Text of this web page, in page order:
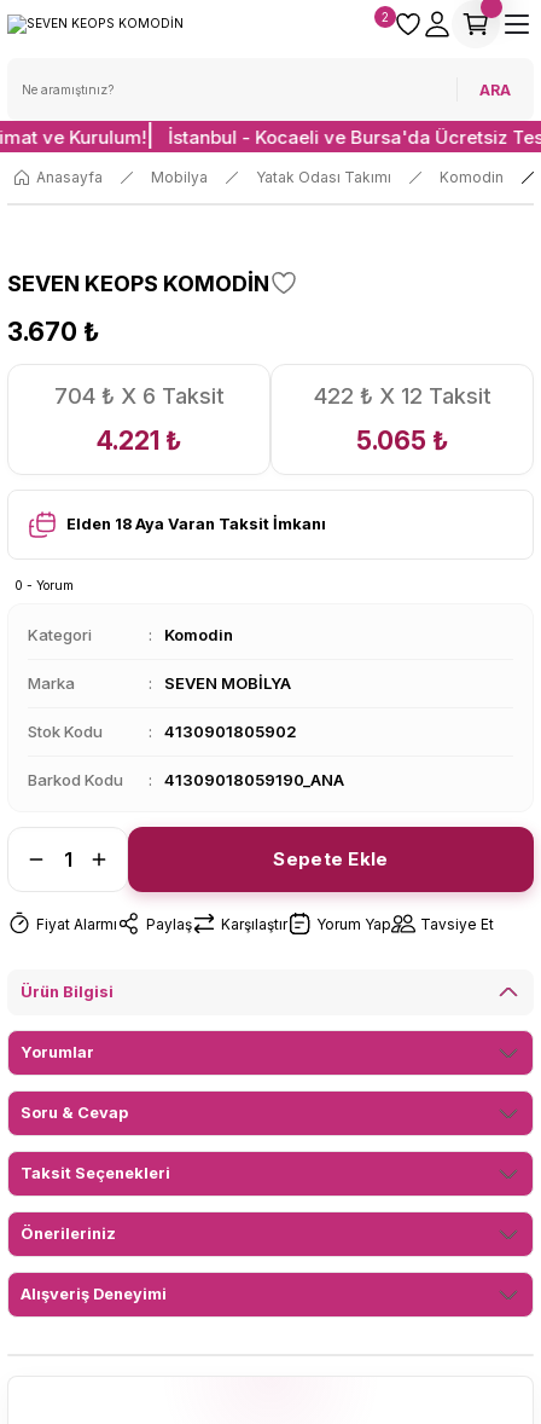
ARA
2
ve Kurulum! İstanbul - Kocaeli ve Bursa'da Ücretsiz
Anasayfa Mobilya Yatak Odası Takımı Komodin
SEVEN KEOPS KOMODİN
3.670 ₺
704 ₺ X 6 Taksit
4.221 ₺
422 ₺ X 12 Taksit
5.065 ₺
Elden 18 Aya Varan Taksit İmkanı
0 - Yorum
Kategori Komodin
Marka SEVEN MOBİLYA
Stok Kodu 4130901805902
Barkod Kodu 41309018059190_ANA
Sepete Ekle
Fiyat Alarmı Paylaş Karşılaştır Yorum Yap Tavsiye Et
Ürün Bilgisi
Yorumlar
Soru & Cevap
Taksit Seçenekleri
Önerileriniz
Alışveriş Deneyimi